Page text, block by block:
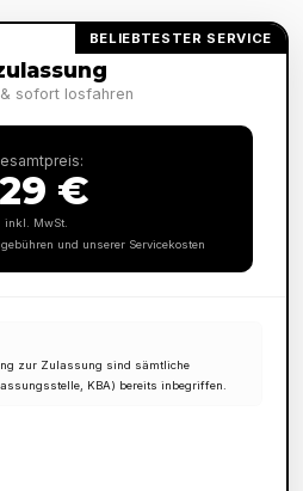
BELIEBTESTER SERVICE
sofort losfahren
€
inkl. MwSt.
und unserer Servicekosten
zur Zulassung sind sämtliche
KBA) bereits inbegriffen.